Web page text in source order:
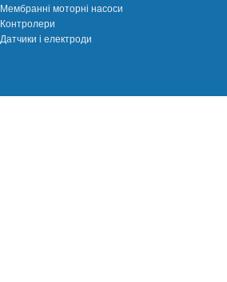
Мембранні моторні насоси
Контролери
Датчики і електроди